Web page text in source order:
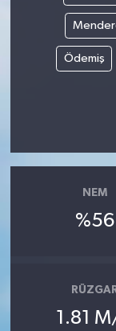
Ödemiş
NEM
%56
1.81